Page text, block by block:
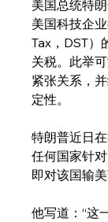
美国总统特
美国科技企
Tax，DST）
关税。此举
紧张关系，
定性。
特朗普近日
任何国家针
即对该国输美
他写道：“这